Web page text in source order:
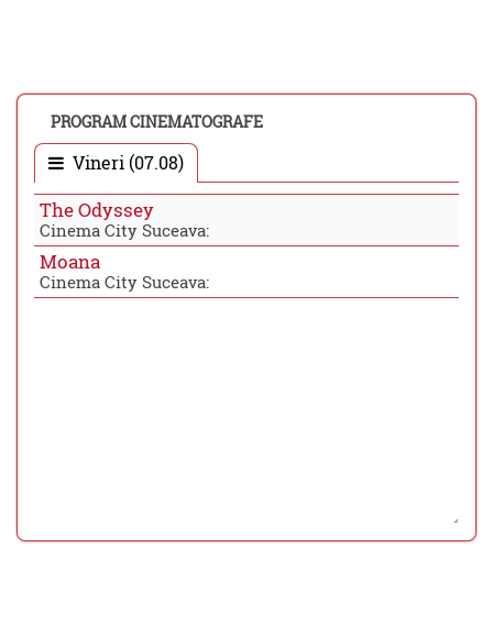
PROGRAM CINEMATOGRAFE
Vineri (07.08)
The Odyssey
Cinema City Suceava:
Moana
Cinema City Suceava: